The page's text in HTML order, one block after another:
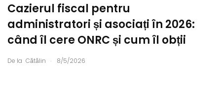
Cazierul fiscal pentru
administratori și asociați în 2026:
când îl cere ONRC și cum îl obții
De la Cătălin . 8/5/2026